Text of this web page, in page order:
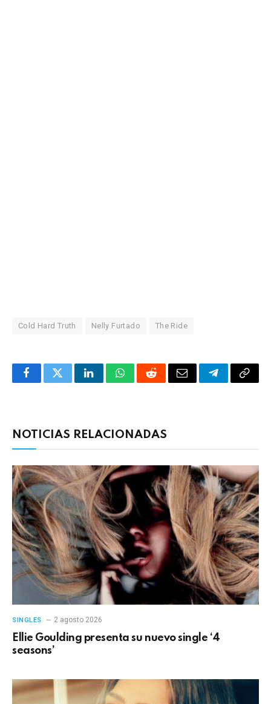
Cold Hard Truth Nelly Furtado The Ride
FacebookTwitterLinkedInWhatsAppRedditCorreoTelegrama
NOTICIAS RELACIONADAS
SINGLES 2 agosto 2026
Ellie Goulding presenta su nuevo single ‘4
seasons’